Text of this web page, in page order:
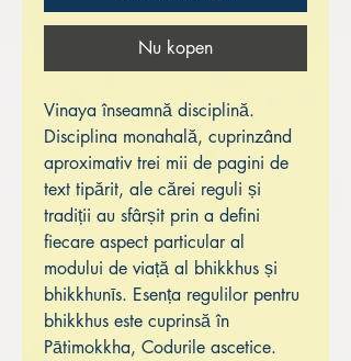
Nu kopen
Vinaya înseamnă disciplină.
Disciplina monahală, cuprinzând
aproximativ trei mii de pagini de
text tipărit, ale cărei reguli și
tradiții au sfârșit prin a defini
fiecare aspect particular al
modului de viață al bhikkhus și
bhikkhunīs. Esența regulilor pentru
bhikkhus este cuprinsă în
Pātimokkha, Codurile ascetice.